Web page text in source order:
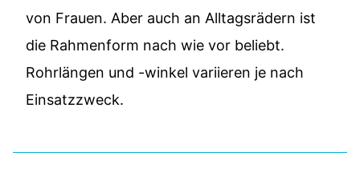
von Frauen. Aber auch an Alltagsrädern ist
die Rahmenform nach wie vor beliebt.
Rohrlängen und -winkel variieren je nach
Einsatzzweck.